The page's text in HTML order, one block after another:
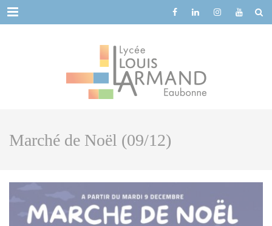
Menu
Marché de Noël (09/12)
Cookies management panel